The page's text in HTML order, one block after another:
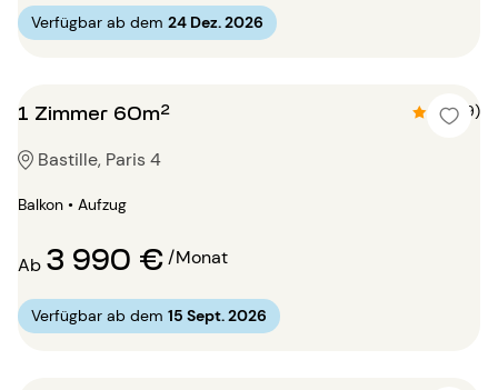
Verfügbar ab dem 24 Dez. 2026
1 Zimmer 60m² 4.8 (9)
Bastille, Paris 4
Balkon • Aufzug
Ab 3 990 €/Monat
Verfügbar ab dem 15 Sept. 2026